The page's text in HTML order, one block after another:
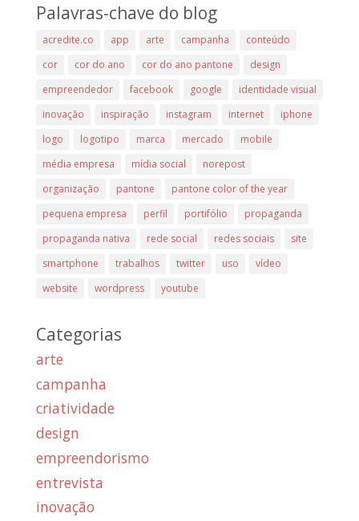
Palavras-chave do blog
acredite.co app arte campanha
conteúdo
cor
cor do ano cor do ano pantone
design
empreendedor
facebook google
identidade visual
inovação
inspiração instagram internet
iphone
logo
logotipo marca mercado
mobile
média empresa
mídia social
norepost
organização
pantone
pantone color of the year
pequena empresa
perfil portifólio
propaganda
propaganda nativa
rede social redes sociais
site
smartphone
trabalhos twitter uso
vídeo
website
wordpress youtube
Categorias
arte
campanha
criatividade
design
empreendorismo
entrevista
inovação